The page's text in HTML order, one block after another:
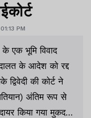
PM
एक भूमि विवाद
के आदेश को रद्द
द्विवेदी की कोर्ट ने
अंतिम रूप से
किया गया मुकदमा